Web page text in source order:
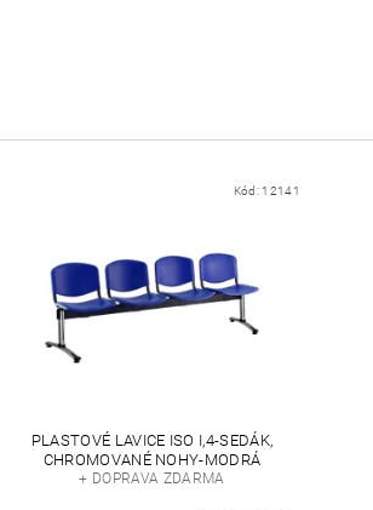
Kód: 12141
PLASTOVÉ LAVICE ISO I,4-SEDÁK,
CHROMOVANÉ NOHY-MODRÁ
+ DOPRAVA ZDARMA